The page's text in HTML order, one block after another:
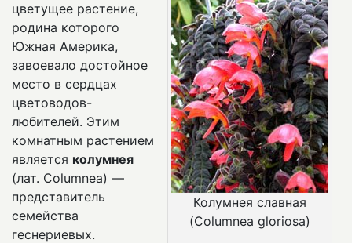
Колумнея славная
(Columnea gloriosa)
цветущее растение,
родина которого
Южная Америка,
завоевало достойное
место в сердцах
цветоводов-
любителей. Этим
комнатным растением
является колумнея
(лат. Columnea) —
представитель
семейства
геснериевых.